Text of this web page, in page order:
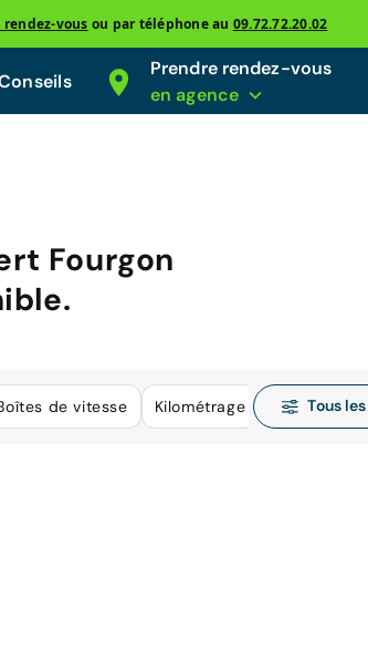
rendez-vous ou par téléphone au 09.72.72.20.02
Prendre rendez-vous
en agence
Fourgon
de vitesse Kilométrage Tous